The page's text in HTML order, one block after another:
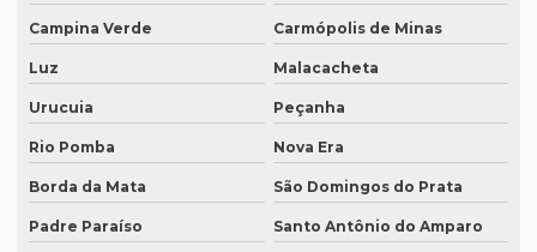
Intérprete profissional de francês
Intérprete remoto
Intérprete para reuniões
Intérprete para seminários
Intérprete simultâneo em bh
Campina Verde Carmópolis de Minas
Luz Malacacheta
Urucuia Peçanha
Rio Pomba Nova Era
Borda da Mata São Domingos do Prata
Padre Paraíso Santo Antônio do Amparo